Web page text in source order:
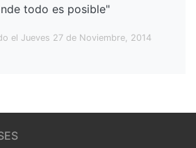
todo es posible"
el Jueves 27 de Noviembre, 2014